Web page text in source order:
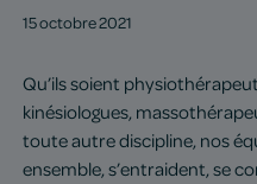
15 octobre 2021
Qu’ils soient
kinésiologues,
toute autre discipline, nos
ensemble, s’entraident, se